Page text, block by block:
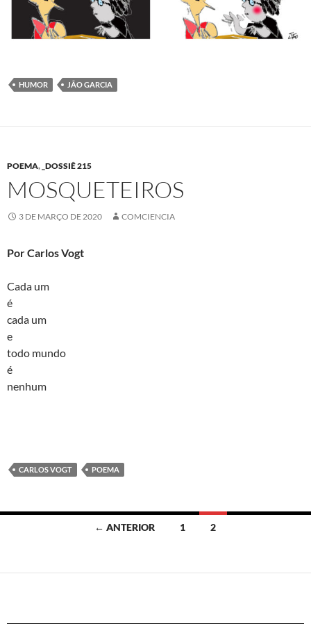
HUMOR JÃO GARCIA
POEMA, _DOSSIÊ 215
MOSQUETEIROS
3 DE MARÇO DE 2020 COMCIENCIA
Por Carlos Vogt
Cada um
é
cada um
e
todo mundo
é
nenhum
CARLOS VOGT POEMA
posts
← ANTERIOR 1 2